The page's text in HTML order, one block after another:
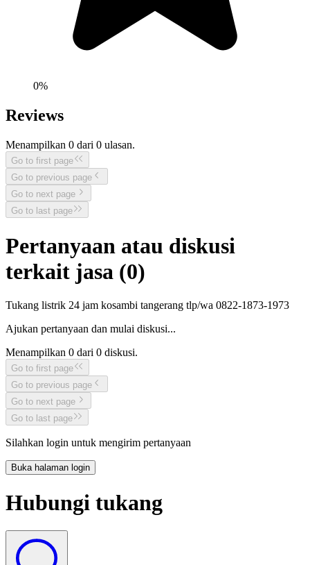
0%
Reviews
Menampilkan 0 dari 0 ulasan.
Go to first page
Go to previous page
Go to next page
Go to last page
Pertanyaan atau diskusi
terkait jasa (0)
Tukang listrik 24 jam kosambi tangerang tlp/wa 0822-1873-1973
Ajukan pertanyaan dan mulai diskusi...
Menampilkan 0 dari 0 diskusi.
Go to first page
Go to previous page
Go to next page
Go to last page
Silahkan login untuk mengirim pertanyaan
Buka halaman login
Hubungi tukang